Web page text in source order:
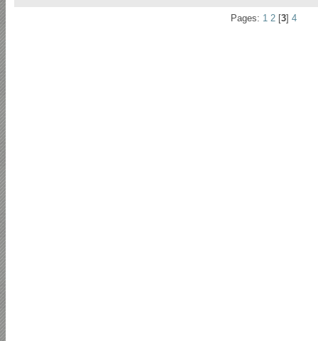
Pages: 1 2 [3] 4